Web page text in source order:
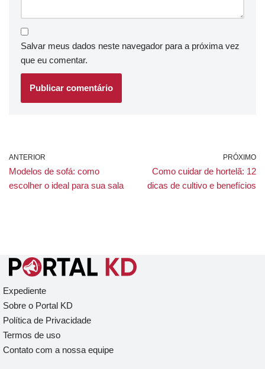
Salvar meus dados neste navegador para a próxima vez
que eu comentar.
ANTERIOR
Modelos de sofá: como
escolher o ideal para sua sala
PRÓXIMO
Como cuidar de hortelã: 12
dicas de cultivo e benefícios
Expediente
Sobre o Portal KD
Política de Privacidade
Termos de uso
Contato com a nossa equipe